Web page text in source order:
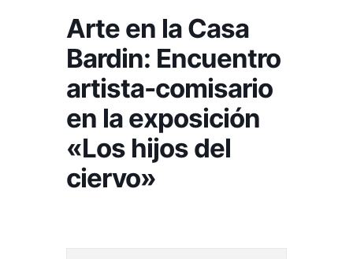
Arte en la Casa
Bardin: Encuentro
artista-comisario
en la exposición
«Los hijos del
ciervo»